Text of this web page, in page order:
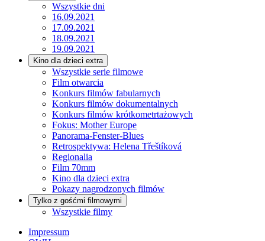
Wszystkie dni
16.09.2021
17.09.2021
18.09.2021
19.09.2021
Kino dla dzieci extra
Wszystkie serie filmowe
Film otwarcia
Konkurs filmów fabularnych
Konkurs filmów dokumentalnych
Konkurs filmów krótkometrtażowych
Fokus: Mother Europe
Panorama-Fenster-Blues
Retrospektywa: Helena Třeštíková
Regionalia
Film 70mm
Kino dla dzieci extra
Pokazy nagrodzonych filmów
Tylko z gośćmi filmowymi
Wszystkie filmy
Impressum